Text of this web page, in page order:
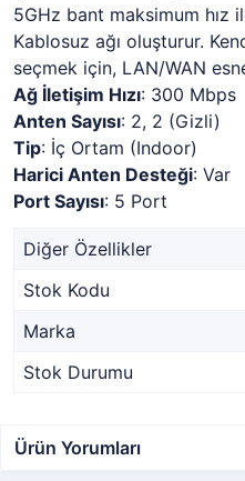
5GHz bant maksimum hız
Kablosuz ağı oluşturur.
seçmek için, LAN/WAN
Ağ İletişim Hızı: 300 Mbps
Anten Sayısı: 2, 2 (Gizli)
Tip: İç Ortam (Indoor)
Harici Anten Desteği: Var
Port Sayısı: 5 Port
Diğer Özellikler
Stok Kodu
Marka
Stok Durumu
Ürün Yorumları